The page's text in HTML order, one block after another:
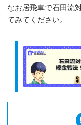
なお居飛車で石田流
てみてください。